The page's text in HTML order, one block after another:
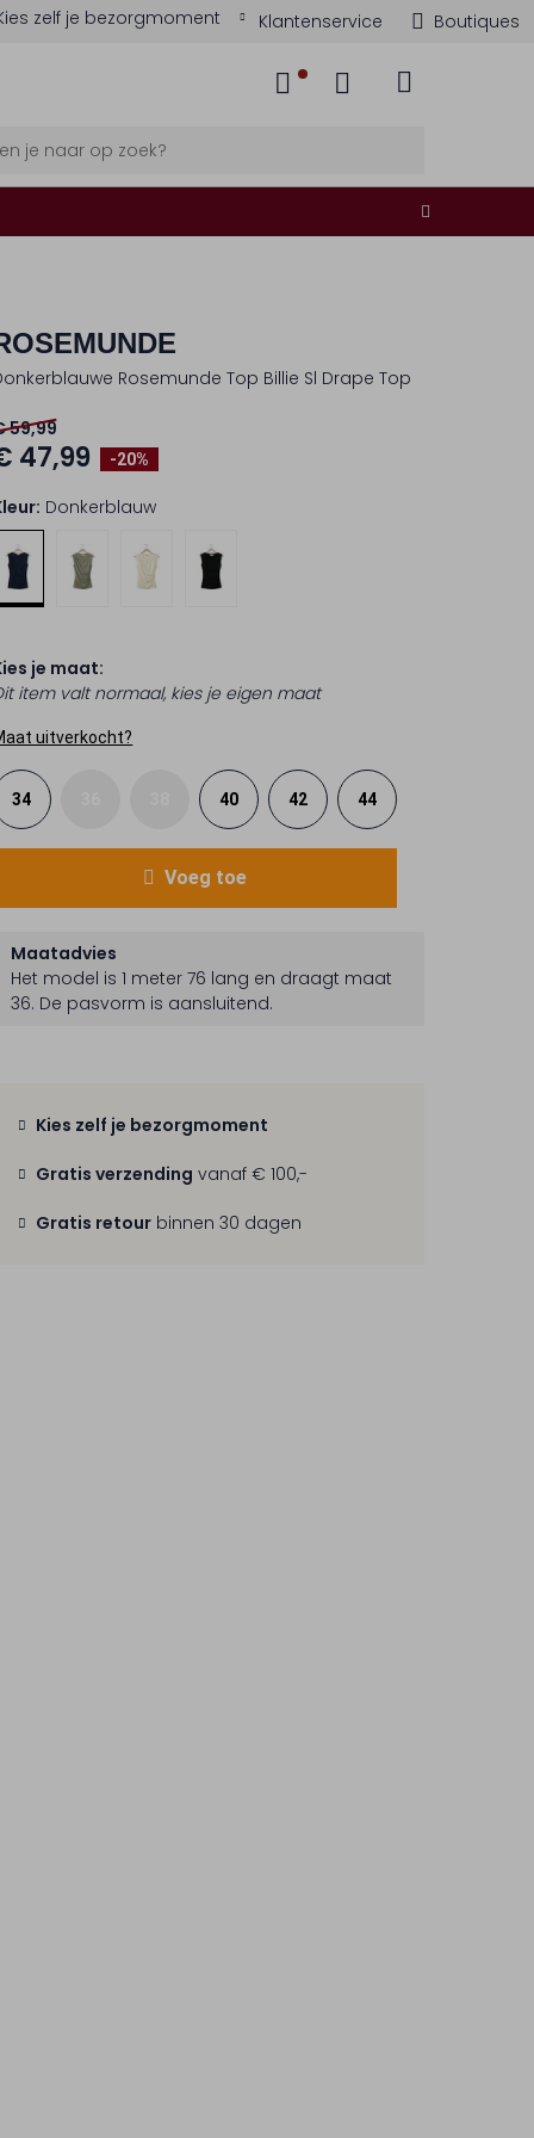
zelf je bezorgmoment Klantenservice Boutiques
Rosemunde Top Billie Sl Drape Top
-20%
59,99
47,99
Donkerblauw
je maat:
item valt normaal, kies je eigen maat
uitverkocht?
34 40 42 44
Voeg toe
Maatadvies
Het model is 1 meter 76 lang en draagt maat
36. De pasvorm is aansluitend.
Kies zelf je bezorgmoment
Gratis verzending vanaf € 100,-
Gratis retour binnen 30 dagen